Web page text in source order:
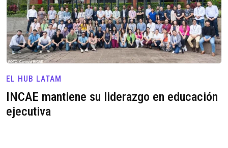
EL HUB LATAM
INCAE mantiene su liderazgo en educación
ejecutiva